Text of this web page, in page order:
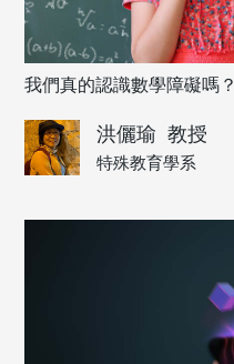
我們真的認識數學障礙嗎？
洪儷瑜 教授
特殊教育學系